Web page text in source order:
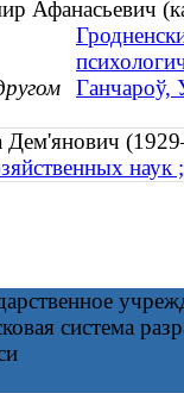
Афанасьевич
Ганчароў,
Дем'янович
система